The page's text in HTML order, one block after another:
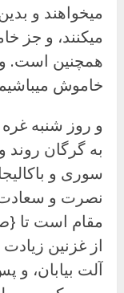
میخواهند و
میکنند، و جز
همچنین است.
خاموش
و روز شنبه غره
به گرگان
سوری و
نصرت و سعادت
از غزنین
آلت بیابان،